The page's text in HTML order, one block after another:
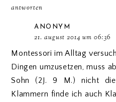
antworten
ANONYM
21. august 2014 um 06:36
Montessori im Alltag
Dingen umzusetzen, muss
Sohn (2J. 9 M.) nicht
Klammern finde ich auch